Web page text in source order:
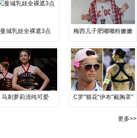
曼城乳娃全裸遮3点 梅西儿子肥嘟嘟粉嫩嫩
马刺萝莉清纯可爱 C罗"簪花"伊布"戴胸罩"
更多>>